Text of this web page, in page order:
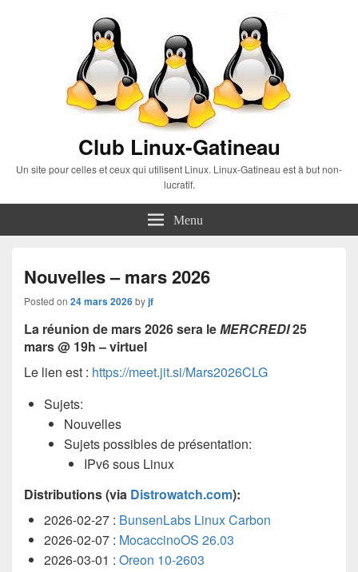
Club Linux-Gatineau
Un site pour celles et ceux qui utilisent Linux. Linux-Gatineau est à but non-
lucratif.
Menu
Nouvelles – mars 2026
Posted on 24 mars 2026byjf
La réunion de mars 2026 sera leMERCREDI25
mars @ 19h – virtuel
Le lien est : https://meet.jit.si/Mars2026CLG
Sujets:
Nouvelles
Sujets possibles de présentation:
IPv6 sous Linux
Distributions (via Distrowatch.com):
2026-02-27 : BunsenLabs Linux Carbon
2026-02-07 : MocaccinoOS 26.03
2026-03-01 : Oreon 10-2603